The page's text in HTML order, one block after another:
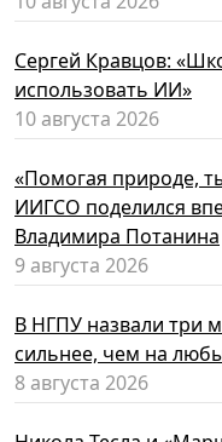
Сергей Кравцов:
использовать ИИ»
10 августа 2026
«Помогая природе,
ИИГСО поделился
Владимира Потанина
9 августа 2026
В НГПУ назвали три
сильнее, чем на
8 августа 2026